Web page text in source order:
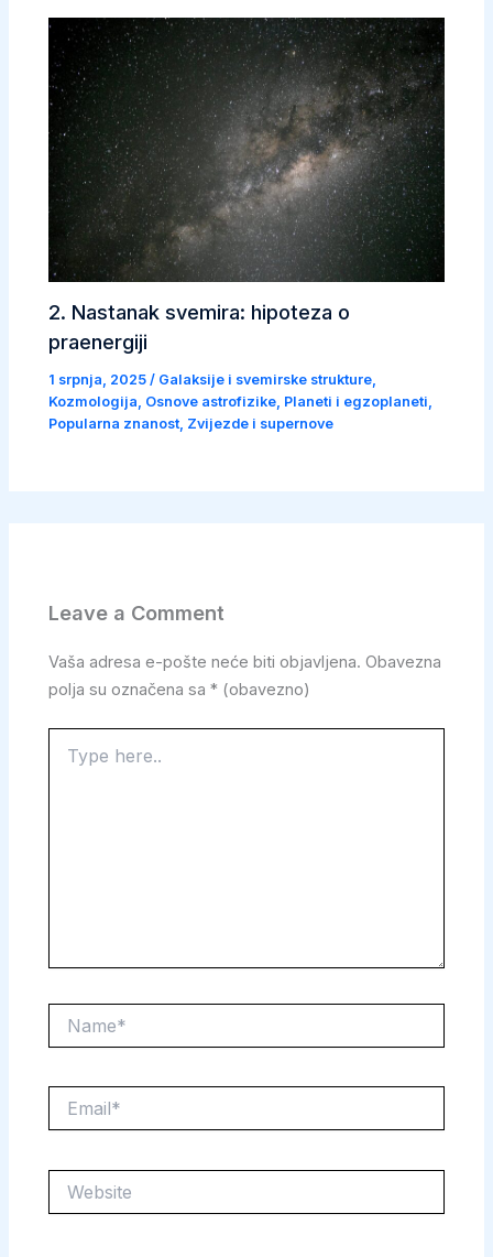
2. Nastanak svemira: hipoteza o
praenergiji
1 srpnja, 2025/ Galaksije i svemirske strukture,
Kozmologija, Osnove astrofizike, Planeti i egzoplaneti,
Popularna znanost, Zvijezde i supernove
Leave a Comment
Vaša adresa e-pošte neće biti objavljena. Obavezna
polja su označena sa* (obavezno)
here..